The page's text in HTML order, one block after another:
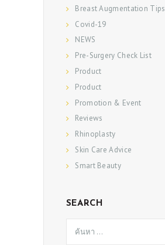
Breast Augmentation Tips
Covid-19
NEWS
Pre-Surgery Check List
Product
Product
Promotion & Event
Reviews
Rhinoplasty
Skin Care Advice
Smart Beauty
SEARCH
สำหรับ: